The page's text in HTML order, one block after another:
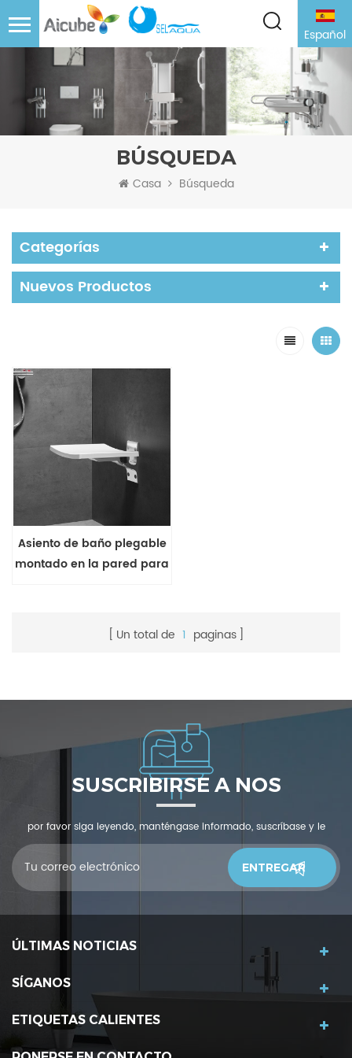
Español
BÚSQUEDA
Casa Búsqueda
Categorías
Nuevos Productos
Asiento de baño plegable
montado en la pared para
Un total de 1 paginas
SUSCRIBIRSE A NOS
por favor siga leyendo, manténgase informado, suscríbase y le
invitamos a que nos cuente qué piensas.
ÚLTIMAS NOTICIAS
SÍGANOS
ETIQUETAS CALIENTES